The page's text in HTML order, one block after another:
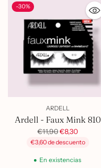
-30%
ARDELL
Ardell - Faux Mink 810
Precio
habitual
€11,90€8,30
€3,60 de descuento
En existencias